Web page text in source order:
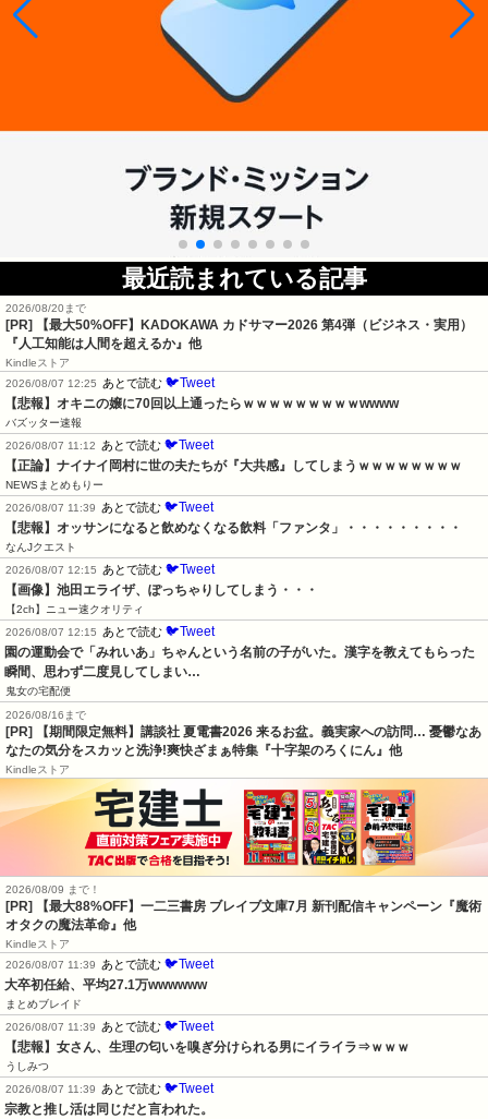
最近読まれている記事
2026/08/20まで
[PR]
【最大50%OFF】KADOKAWA カドサマー2026 第4弾（ビジネス・実用）
『人工知能は人間を超えるか』他
Kindleストア
2026/08/07 12:25
あとで読む 🐦Tweet
【悲報】オキニの嬢に70回以上通ったらｗｗｗｗｗｗｗｗｗwwww
バズッター速報
2026/08/07 11:12
あとで読む 🐦Tweet
【正論】ナイナイ岡村に世の夫たちが『大共感』してしまうｗｗｗｗｗｗｗｗ
NEWSまとめもりー
2026/08/07 11:39
あとで読む 🐦Tweet
【悲報】オッサンになると飲めなくなる飲料「ファンタ」・・・・・・・・・
なんJクエスト
2026/08/07 12:15
あとで読む 🐦Tweet
【画像】池田エライザ、ぽっちゃりしてしまう・・・
【2ch】ニュー速クオリティ
2026/08/07 12:15
あとで読む 🐦Tweet
園の運動会で「みれいあ」ちゃんという名前の子がいた。漢字を教えてもらった
瞬間、思わず二度見してしまい…
鬼女の宅配便
2026/08/16まで
[PR] 【期間限定無料】講談社 夏電書2026 来るお盆。義実家への訪問… 憂鬱なあ
なたの気分をスカッと洗浄!爽快ざまぁ特集『十字架のろくにん』他
Kindleストア
2026/08/09 まで！
[PR] 【最大88%OFF】一二三書房 ブレイブ文庫7月 新刊配信キャンペーン『魔術
オタクの魔法革命』他
Kindleストア
2026/08/07 11:39
あとで読む 🐦Tweet
大卒初任給、平均27.1万wwwwww
まとめブレイド
2026/08/07 11:39
あとで読む 🐦Tweet
【悲報】女さん、生理の匂いを嗅ぎ分けられる男にイライラ⇒ｗｗｗ
うしみつ
2026/08/07 11:39
あとで読む 🐦Tweet
宗教と推し活は同じだと言われた。